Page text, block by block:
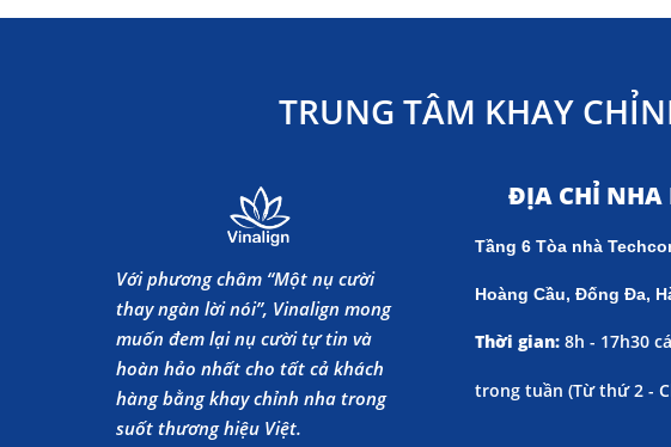
TRUNG TÂM KHAY
Với phương châm “Một nụ cười
thay ngàn lời nói”, Vinalign mong
muốn đem lại nụ cười tự tin và
hoàn hảo nhất cho tất cả khách
hàng bằng khay chỉnh nha trong
suốt thương hiệu Việt.
ĐỊA CHỈ NHA
Tầng 6 Tòa nhà
Hoàng Cầu, Đống Đa,
Thời gian: 8h - 17h30
trong tuần (Từ thứ 2 -